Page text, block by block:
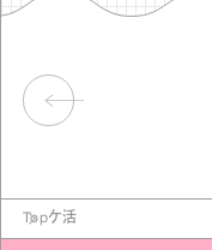
Topケ活